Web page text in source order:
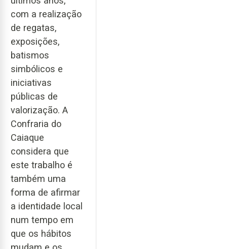
com a realização
de regatas,
exposições,
batismos
simbólicos e
iniciativas
públicas de
valorização. A
Confraria do
Caiaque
considera que
este trabalho é
também uma
forma de afirmar
a identidade local
num tempo em
que os hábitos